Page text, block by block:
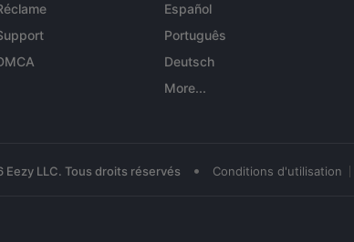
Español
Português
Deutsch
More...
Eezy LLC. Tous droits réservés • Conditions d'utilisation